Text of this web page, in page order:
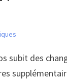
subit des